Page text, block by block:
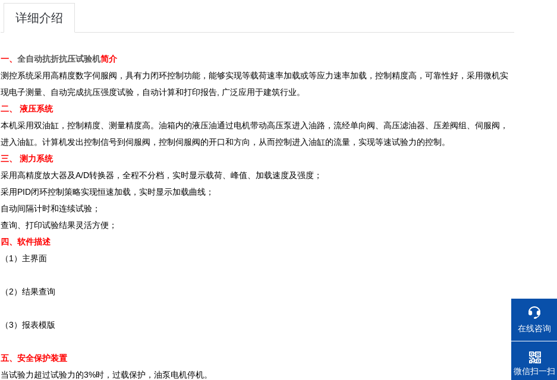
详细介绍
一、 全自动抗折抗压试验机简介
测控系统采用高精度数字伺服阀，具有力闭环控制功能，能够实现等载荷速率加载或等应力速率加载，控制精度高，可靠性好，采用微机实
现电子测量、自动完成抗压强度试验，自动计算和打印报告, 广泛应用于建筑行业。
二、 液压系统
本机采用双油缸，控制精度、测量精度高。油箱内的液压油通过电机带动高压泵进入油路，流经单向阀、高压滤油器、压差阀组、伺服阀，
进入油缸。计算机发出控制信号到伺服阀，控制伺服阀的开口和方向，从而控制进入油缸的流量，实现等速试验力的控制。
三、 测力系统
采用高精度放大器及A/D转换器，全程不分档，实时显示载荷、峰值、加载速度及强度；
采用PID闭环控制策略实现恒速加载，实时显示加载曲线；
自动间隔计时和连续试验；
查询、打印试验结果灵活方便；
四、软件描述
（1）主界面
（2）结果查询
（3）报表模版
五、安全保护装置
当试验力超过试验力的3%时，过载保护，油泵电机停机。
在线咨询
电话
微信扫一扫